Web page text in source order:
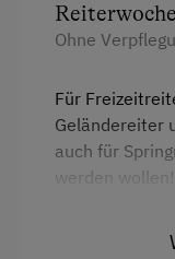
Ohne
Für
Geländereiter
auch für
werden wollen!